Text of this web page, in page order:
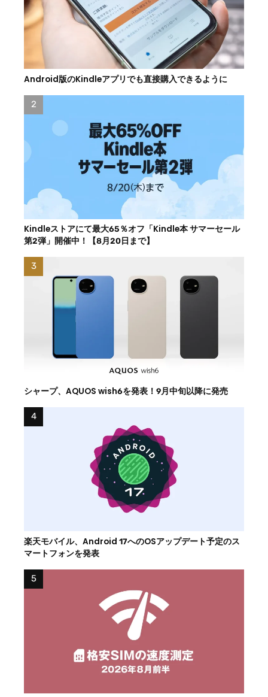
Android版のKindleアプリでも直接購入できるように
Kindleストアにて最大65％オフ「Kindle本 サマーセール
第2弾」開催中！【8月20日まで】
シャープ、AQUOS wish6を発表！9月中旬以降に発売
楽天モバイル、Android 17へのOSアップデート予定のス
マートフォンを発表